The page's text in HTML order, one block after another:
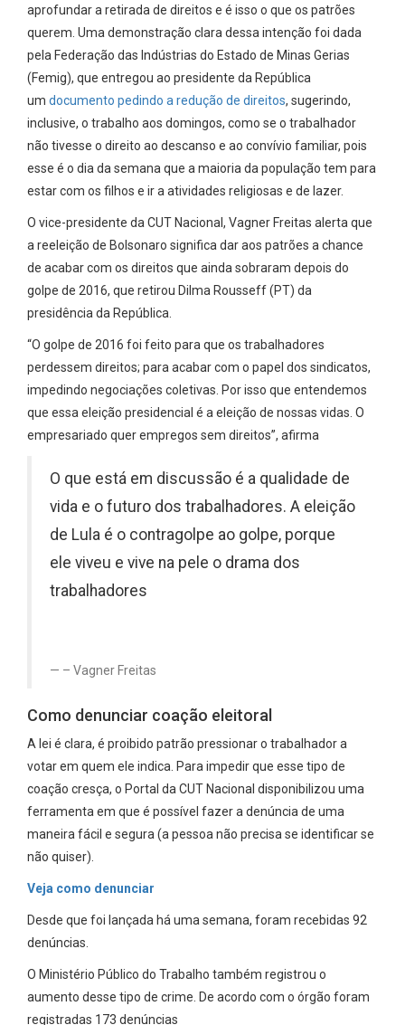
aprofundar a retirada de direitos e é isso o que os patrões
querem. Uma demonstração clara dessa intenção foi dada
pela Federação das Indústrias do Estado de Minas Gerias
(Femig), que entregou ao presidente da República
um documento pedindo a redução de direitos, sugerindo,
inclusive, o trabalho aos domingos, como se o trabalhador
não tivesse o direito ao descanso e ao convívio familiar, pois
esse é o dia da semana que a maioria da população tem para
estar com os filhos e ir a atividades religiosas e de lazer.
O vice-presidente da CUT Nacional, Vagner Freitas alerta que
a reeleição de Bolsonaro significa dar aos patrões a chance
de acabar com os direitos que ainda sobraram depois do
golpe de 2016, que retirou Dilma Rousseff (PT) da
presidência da República.
“O golpe de 2016 foi feito para que os trabalhadores
perdessem direitos; para acabar com o papel dos sindicatos,
impedindo negociações coletivas. Por isso que entendemos
que essa eleição presidencial é a eleição de nossas vidas. O
empresariado quer empregos sem direitos”, afirma
O que está em discussão é a qualidade de
vida e o futuro dos trabalhadores. A eleição
de Lula é o contragolpe ao golpe, porque
ele viveu e vive na pele o drama dos
trabalhadores
– Vagner Freitas
Como denunciar coação eleitoral
A lei é clara, é proibido patrão pressionar o trabalhador a
votar em quem ele indica. Para impedir que esse tipo de
coação cresça, o Portal da CUT Nacional disponibilizou uma
ferramenta em que é possível fazer a denúncia de uma
maneira fácil e segura (a pessoa não precisa se identificar se
não quiser).
Veja como denunciar
Desde que foi lançada há uma semana, foram recebidas 92
denúncias.
O Ministério Público do Trabalho também registrou o
aumento desse tipo de crime. De acordo com o órgão foram
registradas 173 denúncias